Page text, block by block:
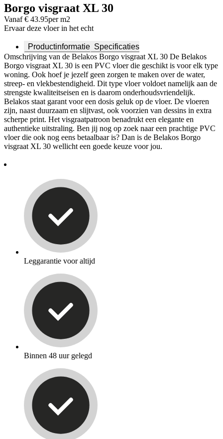
Borgo visgraat XL 30
Vanaf € 43.95per m2
Ervaar deze vloer in het echt
Productinformatie Specificaties
Omschrijving van de Belakos Borgo visgraat XL 30 De Belakos
Borgo visgraat XL 30 is een PVC vloer die geschikt is voor elk type
woning. Ook hoef je jezelf geen zorgen te maken over de water,
streep- en vlekbestendigheid. Dit type vloer voldoet namelijk aan de
strengste kwaliteitseisen en is daarom onderhoudsvriendelijk.
Belakos staat garant voor een dosis geluk op de vloer. De vloeren
zijn, naast duurzaam en slijtvast, ook voorzien van dessins in extra
scherpe print. Het visgraatpatroon benadrukt een elegante en
authentieke uitstraling. Ben jij nog op zoek naar een prachtige PVC
vloer die ook nog eens betaalbaar is? Dan is de Belakos Borgo
visgraat XL 30 wellicht een goede keuze voor jou.
Leggarantie voor altijd
Binnen 48 uur gelegd